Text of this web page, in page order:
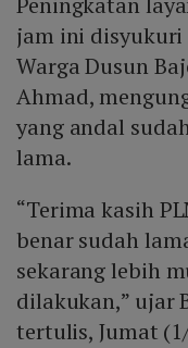
jam ini disyukuri
Warga Dusun
Ahmad,
yang andal
lama.
“Terima kasih
benar sudah
sekarang lebih
dilakukan,” ujar
tertulis, Jumat